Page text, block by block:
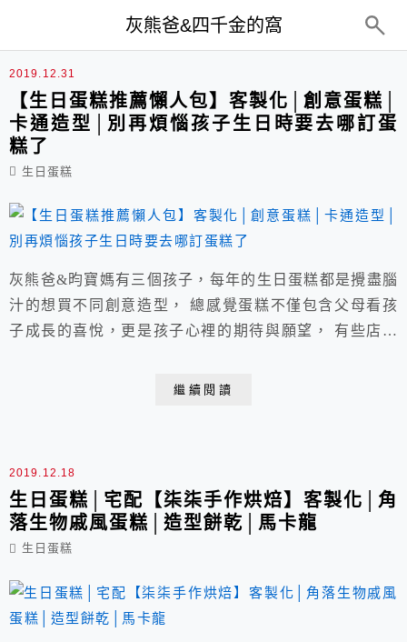
灰熊爸&四千金的窩
客製化
2019.12.31
【生日蛋糕推薦懶人包】客製化│創意蛋糕│
卡通造型│別再煩惱孩子生日時要去哪訂蛋
糕了
生日蛋糕
灰熊爸&昀寶媽有三個孩子，每年的生日蛋糕都是攪盡腦
汁的想買不同創意造型， 總感覺蛋糕不僅包含父母看孩
子成長的喜悅，更是孩子心裡的期待與願望， 有些店在
成懶人包分享。 ※灰熊爸&昀寶媽不是賣家，請不要留
繼續閱讀
2019.12.18
生日蛋糕│宅配【柒柒手作烘焙】客製化│角
落生物戚風蛋糕│造型餅乾│馬卡龍
生日蛋糕